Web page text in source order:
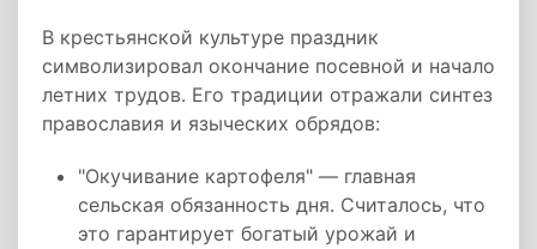
В крестьянской культуре праздник
символизировал окончание посевной и начало
летних трудов. Его традиции отражали синтез
православия и языческих обрядов:
"Окучивание картофеля" — главная
сельская обязанность дня. Считалось, что
это гарантирует богатый урожай и